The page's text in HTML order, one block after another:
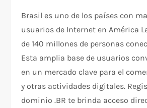
Brasil es uno de los países con
usuarios de Internet en América
de 140 millones de personas
Esta amplia base de usuarios
en un mercado clave para el
y otras actividades digitales.
dominio .BR te brinda acceso